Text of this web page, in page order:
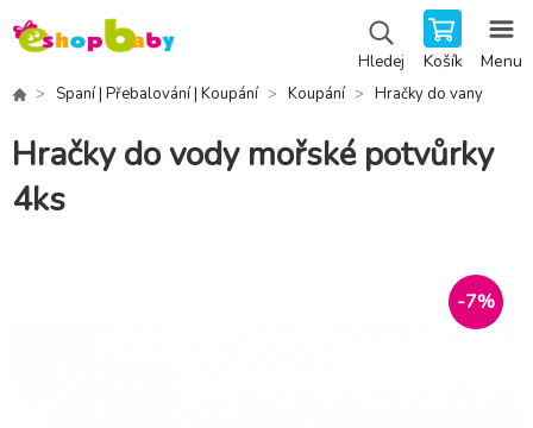
Hledej Košík Menu
Spaní | Přebalování | Koupání Koupání Hračky do vany
Hračky do vody mořské potvůrky
4ks
-7%